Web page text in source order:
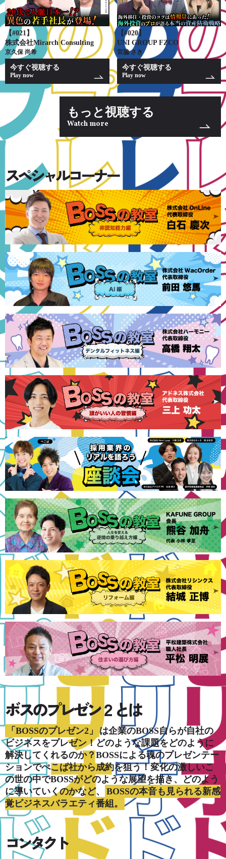
【#021】
株式会社Mirarch Consulting
京久保 尚希
今すぐ視聴する
Play now
【#020】
UNI GROUP FZCO
宮脇 さき
今すぐ視聴する
Play now
もっと視聴する
Watch more
スペシャルコーナー
ボスのプレゼン２とは
「BOSSのプレゼン2」
は企業のBOSS自らが自社の
ビジネスをプレゼン！どのような課題をどのように
解決してくれるのか？BOSSによる魂のプレゼンテー
ションでぺこぱ社から成約を狙う！変化の激しいこ
の世の中でBOSSがどのような展望を描き、どのよう
に導いていくのかなど、
BOSSの本音も見られる新感
覚ビジネスバラエティ番組。
コンタクト